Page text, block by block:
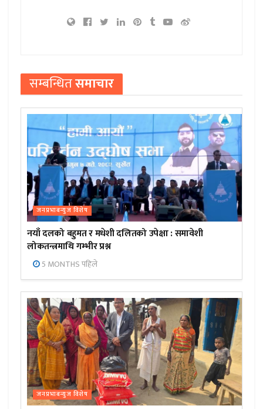
सम्बन्धितसमाचार
जनप्रभाबन्युज विशेष
नयाँ दलको बहुमत र मधेशी दलितको उपेक्षा : समावेशी
लोकतन्त्रमाथि गम्भीर प्रश्न
5 MONTHS पहिले
जनप्रभाबन्युज विशेष